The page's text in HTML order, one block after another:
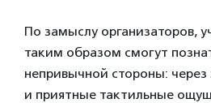
По замыслу организаторов,
таким образом смогут
непривычной стороны: через
и приятные тактильные